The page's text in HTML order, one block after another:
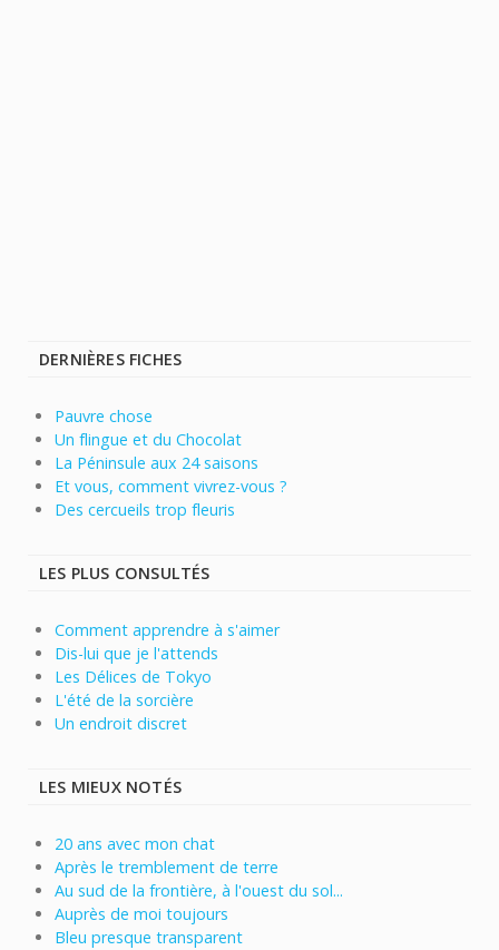
DERNIÈRES FICHES
Pauvre chose
Un flingue et du Chocolat
La Péninsule aux 24 saisons
Et vous, comment vivrez-vous ?
Des cercueils trop fleuris
LES PLUS CONSULTÉS
Comment apprendre à s'aimer
Dis-lui que je l'attends
Les Délices de Tokyo
L'été de la sorcière
Un endroit discret
LES MIEUX NOTÉS
20 ans avec mon chat
Après le tremblement de terre
Au sud de la frontière, à l'ouest du sol...
Auprès de moi toujours
Bleu presque transparent